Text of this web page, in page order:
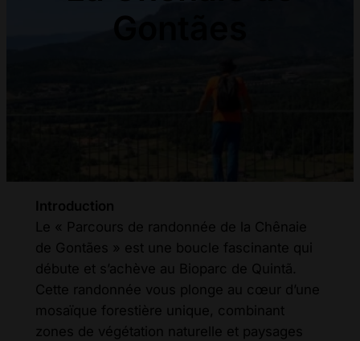
Gontães
Introduction
Le « Parcours de randonnée de la Chênaie
de Gontães » est une boucle fascinante qui
débute et s’achève au Bioparc de Quintã.
Cette randonnée vous plonge au cœur d’une
mosaïque forestière unique, combinant
zones de végétation naturelle et paysages